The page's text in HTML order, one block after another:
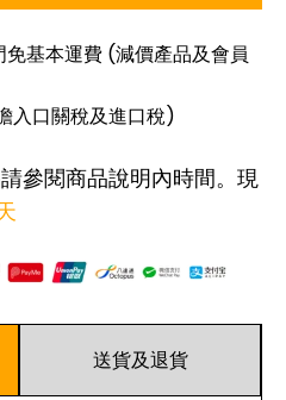
免基本運費 (減價產品及會員
入口關稅及進口稅)
參閱商品說明內時間。現
送貨及退貨